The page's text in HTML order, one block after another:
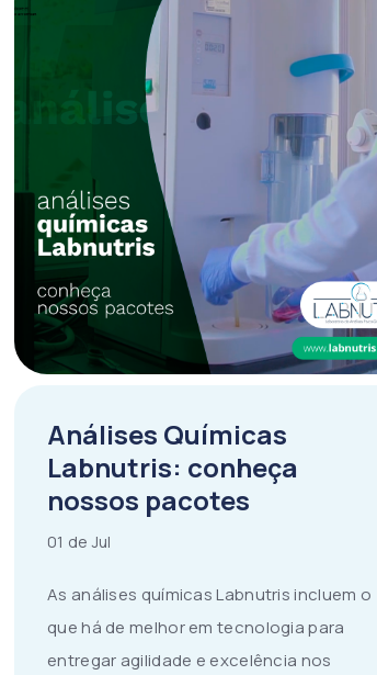
Análises Químicas
Labnutris: conheça
nossos pacotes
01 de Jul
As análises químicas Labnutris incluem o
que há de melhor em tecnologia para
entregar agilidade e excelência nos